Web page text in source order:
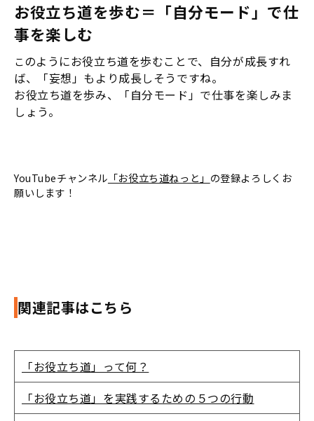
お役立ち道を歩む＝「自分モード」で仕
事を楽しむ
このようにお役立ち道を歩むことで、自分が成長すれ
ば、「妄想」もより成長しそうですね。
お役立ち道を歩み、「自分モード」で仕事を楽しみま
しょう。
YouTubeチャンネル 「お役立ち道ねっと」 の登録よろしくお
願いします！
関連記事はこちら
「お役立ち道」って何？
「お役立ち道」を実践するための５つの行動